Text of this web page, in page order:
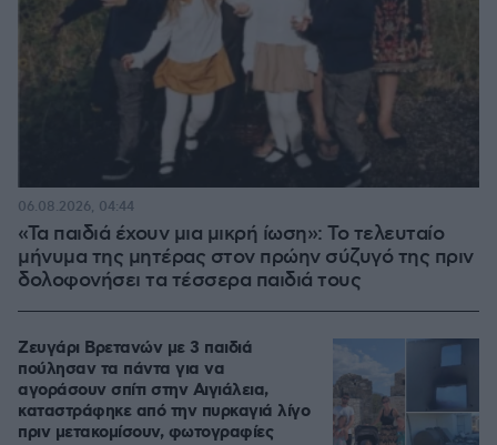
«Τα παιδιά έχουν μια μικρή ίωση»: Το τελευταίο
μήνυμα της μητέρας στον πρώην σύζυγό της πριν
δολοφονήσει τα τέσσερα παιδιά τους
06.08.2026, 04:44
Ζευγάρι Βρετανών με 3 παιδιά
πούλησαν τα πάντα για να
αγοράσουν σπίτι στην Αιγιάλεια,
καταστράφηκε από την πυρκαγιά λίγο
πριν μετακομίσουν, φωτογραφίες